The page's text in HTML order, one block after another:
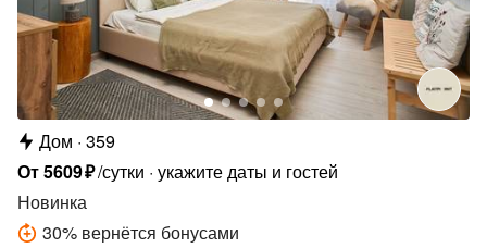
Дом 359
От5609₽/сутки укажите даты и гостей
Новинка
30% вернётся бонусами